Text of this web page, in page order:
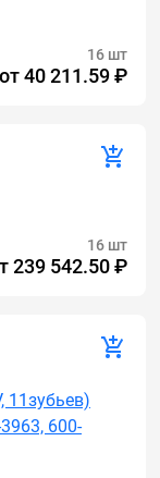
16 шт
от40 211.59 ₽
16 шт
239 542.50 ₽
11зубьев)
600-